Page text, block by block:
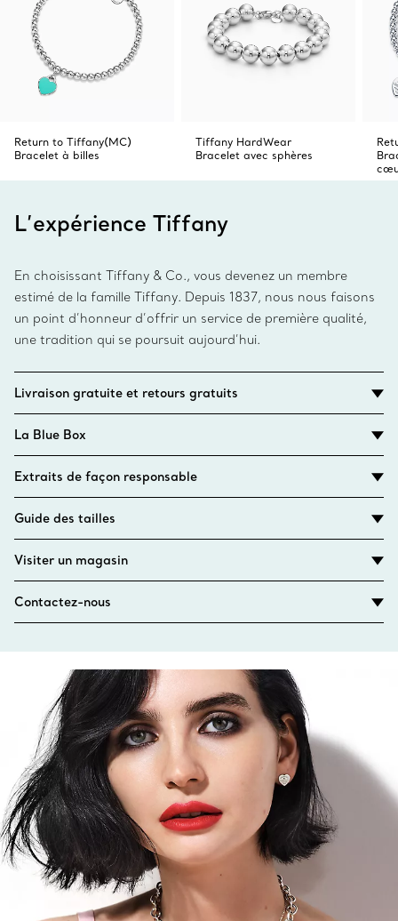
Return to Tiffany(MC)
Bracelet à billes
Tiffany HardWear
Bracelet avec sphères
L’expérience Tiffany
En choisissant Tiffany & Co., vous devenez un membre
estimé de la famille Tiffany. Depuis 1837, nous nous faisons
un point d’honneur d’offrir un service de première qualité,
une tradition qui se poursuit aujourd’hui.
Livraison gratuite et retours gratuits
La Blue Box
Extraits de façon responsable
Guide des tailles
Visiter un magasin
Contactez-nous